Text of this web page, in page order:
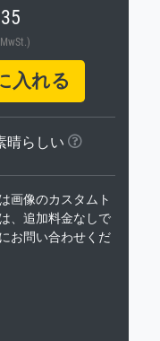
入れる
晴らしい
画像のカスタムト
、追加料金なしで
お問い合わせくだ